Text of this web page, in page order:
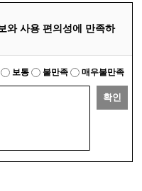
와 사용 편의성에 만족하
보통 불만족 매우불만족
확인